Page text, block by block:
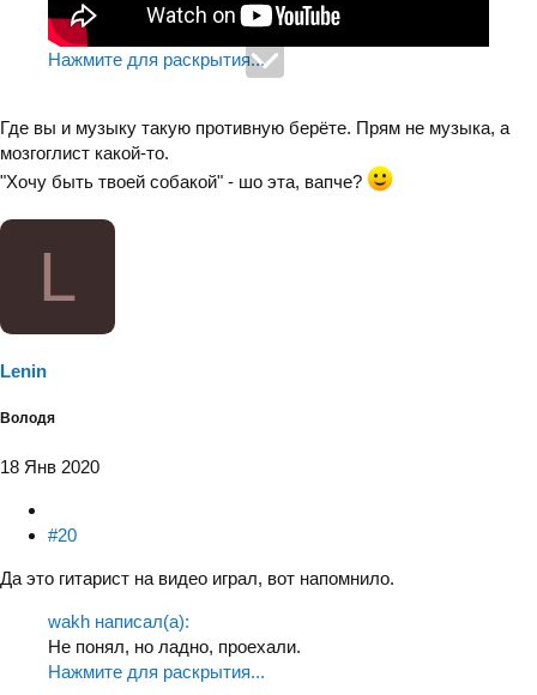
Нажмите для раскрытия...
Где вы и музыку такую противную берёте. Прям не музыка, а
мозгоглист какой-то.
"Хочу быть твоей собакой" - шо эта, вапче?
L
Lenin
Володя
18 Янв 2020
#20
Да это гитарист на видео играл, вот напомнило.
wakh написал(а):
Не понял, но ладно, проехали.
Нажмите для раскрытия...